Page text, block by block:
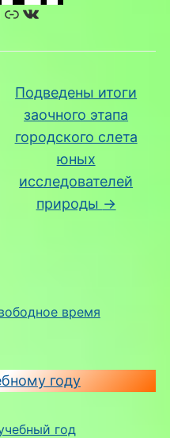
время
году
год
Ссылка
ВКонтакте
Подведены итоги
заочного этапа
городского слета
юных
исследователей
природы →